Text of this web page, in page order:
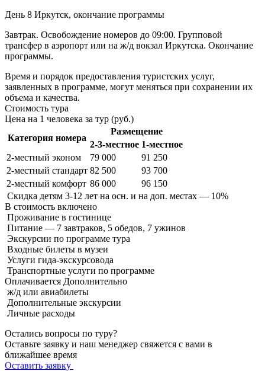
День 8 Иркутск, окончание программы
Завтрак. Освобождение номеров до 09:00. Групповой
трансфер в аэропорт или на ж/д вокзал Иркутска. Окончание
программы.
Время и порядок предоставления туристских услуг,
заявленных в программе, могут меняться при сохранении их
объема и качества.
Стоимость тура
Цена на 1 человека за тур (руб.)
Категория номера
Размещение
2-3-местное 1-местное
2-местный эконом
79 000
91 250
2-местный стандарт 82 500
93 700
2-местный комфорт 86 000
96 150
Скидка детям 3-12 лет на осн. и на доп. местах — 10%
В стоимость включено
Проживание в гостинице
Питание — 7 завтраков, 5 обедов, 7 ужинов
Экскурсии по программе тура
Входные билеты в музеи
Услуги гида-экскурсовода
Транспортные услуги по программе
Оплачивается Дополнительно
ж/д или авиабилеты
Дополнительные экскурсии
Личные расходы
Остались вопросы по туру?
Оставьте заявку и наш менеджер свяжется с вами в
ближайшее время
Оставить заявку